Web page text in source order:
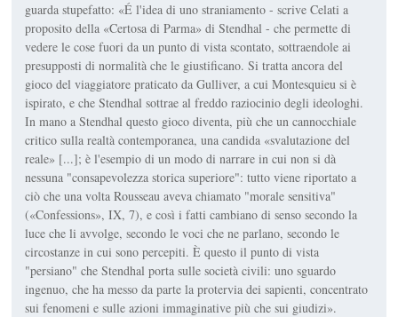
guarda stupefatto: «É l'idea di uno straniamento - scrive Celati a
proposito della «Certosa di Parma» di Stendhal - che permette di
vedere le cose fuori da un punto di vista scontato, sottraendole ai
presupposti di normalità che le giustificano. Si tratta ancora del
gioco del viaggiatore praticato da Gulliver, a cui Montesquieu si è
ispirato, e che Stendhal sottrae al freddo raziocinio degli ideologhi.
In mano a Stendhal questo gioco diventa, più che un cannocchiale
critico sulla realtà contemporanea, una candida «svalutazione del
reale» [...]; è l'esempio di un modo di narrare in cui non si dà
nessuna "consapevolezza storica superiore": tutto viene riportato a
ciò che una volta Rousseau aveva chiamato "morale sensitiva"
(«Confessions», IX, 7), e così i fatti cambiano di senso secondo la
luce che li avvolge, secondo le voci che ne parlano, secondo le
circostanze in cui sono percepiti. È questo il punto di vista
"persiano" che Stendhal porta sulle società civili: uno sguardo
ingenuo, che ha messo da parte la protervia dei sapienti, concentrato
sui fenomeni e sulle azioni immaginative più che sui giudizi».